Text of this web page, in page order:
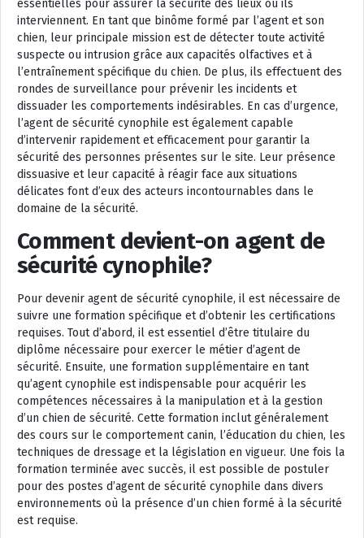
essentielles pour assurer la sécurité des lieux où ils
interviennent. En tant que binôme formé par l’agent et son
chien, leur principale mission est de détecter toute activité
suspecte ou intrusion grâce aux capacités olfactives et à
l’entraînement spécifique du chien. De plus, ils effectuent des
rondes de surveillance pour prévenir les incidents et
dissuader les comportements indésirables. En cas d’urgence,
l’agent de sécurité cynophile est également capable
d’intervenir rapidement et efficacement pour garantir la
sécurité des personnes présentes sur le site. Leur présence
dissuasive et leur capacité à réagir face aux situations
délicates font d’eux des acteurs incontournables dans le
domaine de la sécurité.
Comment devient-on agent de
sécurité cynophile?
Pour devenir agent de sécurité cynophile, il est nécessaire de
suivre une formation spécifique et d’obtenir les certifications
requises. Tout d’abord, il est essentiel d’être titulaire du
diplôme nécessaire pour exercer le métier d’agent de
sécurité. Ensuite, une formation supplémentaire en tant
qu’agent cynophile est indispensable pour acquérir les
compétences nécessaires à la manipulation et à la gestion
d’un chien de sécurité. Cette formation inclut généralement
des cours sur le comportement canin, l’éducation du chien, les
techniques de dressage et la législation en vigueur. Une fois la
formation terminée avec succès, il est possible de postuler
pour des postes d’agent de sécurité cynophile dans divers
environnements où la présence d’un chien formé à la sécurité
est requise.